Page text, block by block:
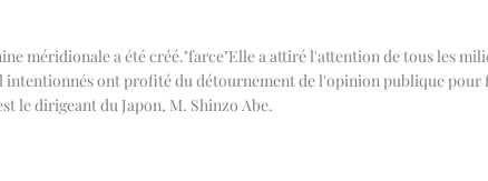
méridionale a été créé."farce"Elle a attiré l'attention de tous les
ont profité du détournement de l'opinion publique pour
le dirigeant du Japon, M. Shinzo Abe.